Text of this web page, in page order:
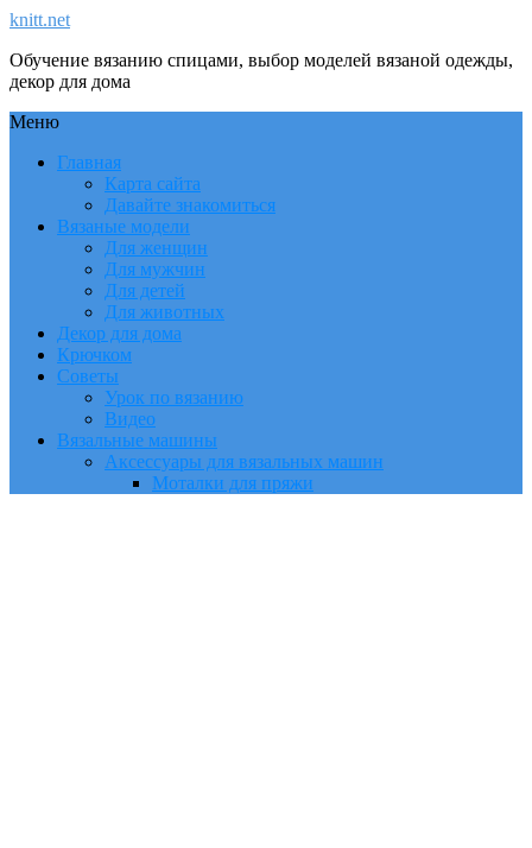
knitt.net
Обучение вязанию спицами, выбор моделей вязаной одежды,
декор для дома
Меню
Главная
Карта сайта
Давайте знакомиться
Вязаные модели
Для женщин
Для мужчин
Для детей
Для животных
Декор для дома
Крючком
Советы
Урок по вязанию
Видео
Вязальные машины
Аксессуары для вязальных машин
Моталки для пряжи